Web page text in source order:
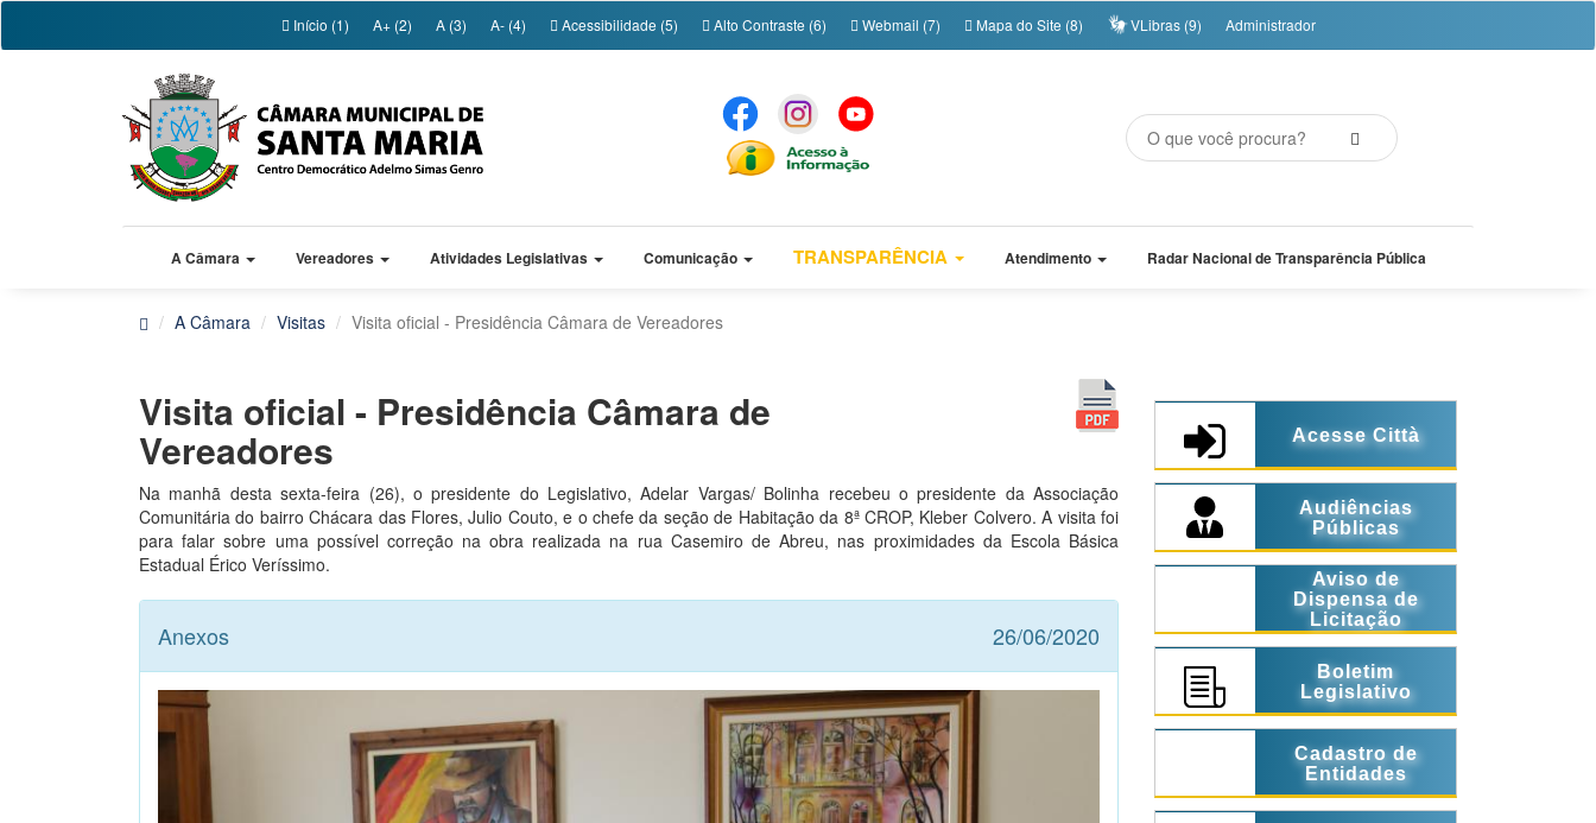
Início (1) A+ (2) A (3) A- (4) Acessibilidade (5) Alto Contraste (6) Webmail (7) Mapa do Site (8) VLibras (9) Administrador
A Câmara Vereadores Atividades Legislativas Comunicação TRANSPARÊNCIA Atendimento Radar Nacional de Transparência Pública
A Câmara Visitas Visita oficial - Presidência Câmara de Vereadores
Visita oficial - Presidência Câmara de
Vereadores
Na manhã desta sexta-feira (26), o presidente do Legislativo, Adelar Vargas/ Bolinha recebeu o presidente da Associação
Comunitária do bairro Chácara das Flores, Julio Couto, e o chefe da seção de Habitação da 8ª CROP, Kleber Colvero. A visita foi
para falar sobre uma possível correção na obra realizada na rua Casemiro de Abreu, nas proximidades da Escola Básica
Estadual Érico Veríssimo.
Anexos 26/06/2020
Acesse Città
Audiências
Públicas
Aviso de
Dispensa de
Licitação
Boletim
Legislativo
Cadastro de
Entidades